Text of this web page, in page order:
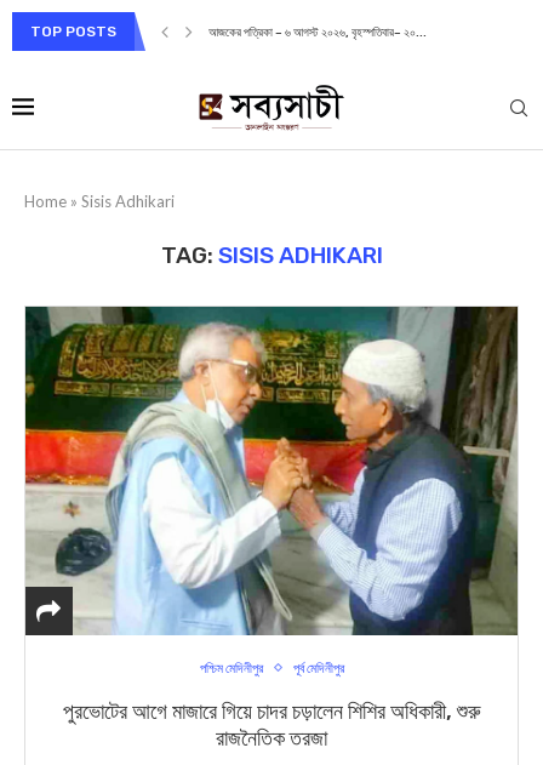
TOP POSTS আজকের পত্রিকা – ৬ আগস্ট ২০২৬, বৃহস্পতিবার– ২০...
Home » Sisis Adhikari
TAG: SISIS ADHIKARI
পশ্চিম মেদিনীপুর পূর্ব মেদিনীপুর
পুরভোটের আগে মাজারে গিয়ে চাদর চড়ালেন শিশির অধিকারী, শুরু
রাজনৈতিক তরজা